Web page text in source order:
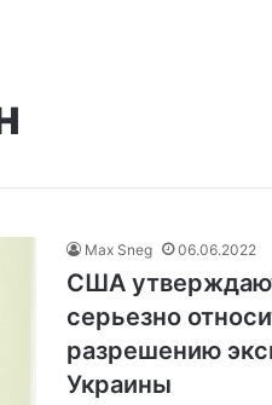
Max Sneg 06.06.2022
США
серьезно
разрешению
Украины